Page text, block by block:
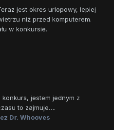
jest okres urlopowy, lepiej
niż przed komputerem.
w konkursie.
konkurs, jestem jednym z
to zajmuje….
Dr. Whooves